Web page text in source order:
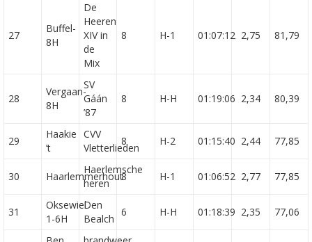
27
Buffel-
8H
De
Heeren
XIV in
de
Mix
8 H-1 01:07:12 2,75 81,79
28
Vergaan-
8H
SV
Gáán
’87
8 H-H 01:19:06 2,34 80,39
29
Haakie
’t
CVV
Vletterlieden
8 H-2 01:15:40 2,44 77,85
30 Haarlemmerhout
Haerlemsche
heren
8 H-1 01:06:52 2,77 77,85
31
Oksewiel
1-6H
Den
Bealch
6 H-H 01:18:39 2,35 77,06